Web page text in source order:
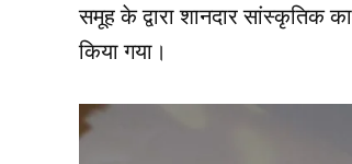
समूह के द्वारा शानदार सांस्कृतिक
किया गया।